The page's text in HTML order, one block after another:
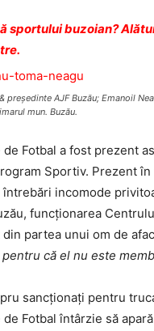
sportului buzoian?
preşedinte AJF Buzău; Emanoil
mun. Buzău.
Fotbal a fost prezent
Sportiv. Prezent
incomode
funcţionarea
partea unui om de
că el nu este
sancţionaţi pentru
Fotbal întârzie să